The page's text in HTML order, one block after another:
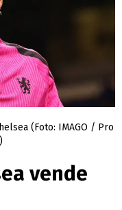
(Foto: IMAGO / Pro
vende